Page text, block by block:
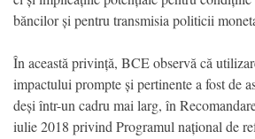
băncilor și pentru transmisia politicii
În această privință, BCE observă că
impactului prompte și pertinente a fost de
deși într-un cadru mai larg, în
iulie 2018 privind Programul național de